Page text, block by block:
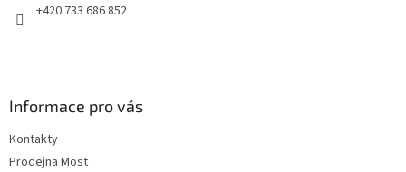
+420 733 686 852
Informace pro vás
Kontakty
Prodejna Most